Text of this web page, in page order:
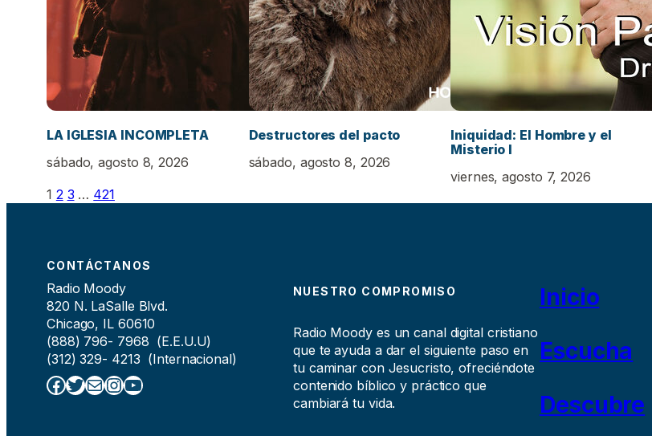
LA IGLESIA INCOMPLETA
sábado, agosto 8, 2026
Destructores del pacto
sábado, agosto 8, 2026
Iniquidad: El Hombre y el
Misterio I
viernes, agosto 7, 2026
1 2 3 … 421
CONTÁCTANOS
Radio Moody
820 N. LaSalle Blvd.
Chicago, IL 60610
(888) 796- 7968 (E.E.U.U)
(312) 329- 4213 (Internacional)
Facebook Twitter Correo electrónico InstagramYouTube
NUESTRO COMPROMISO
Radio Moody es un canal digital cristiano
que te ayuda a dar el siguiente paso en
tu caminar con Jesucristo, ofreciéndote
contenido bíblico y práctico que
cambiará tu vida.
Inicio
Escucha
Descubre